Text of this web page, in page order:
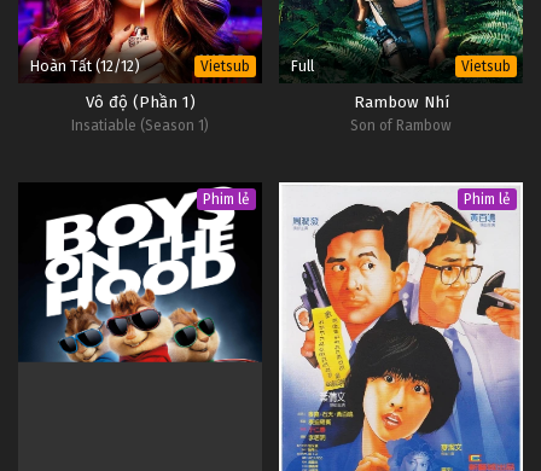
Hoàn Tất (12/12) Vietsub
Vô độ (Phần 1)
Insatiable (Season 1)
Full Vietsub
Rambow Nhí
Son of Rambow
Phim lẻ Phim lẻ